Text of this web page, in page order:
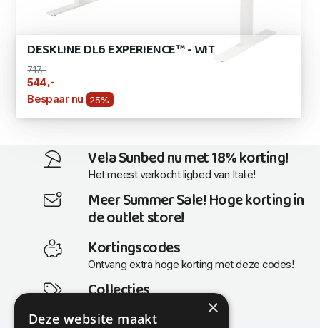
DESKLINE DL6 EXPERIENCE™ - WIT
717,-
544 ,-
Bespaar nu 25%
Vela Sunbed nu met 18% korting!
Het meest verkocht ligbed van Italië!
Meer Summer Sale! Hoge korting in
de outlet store!
Kortingscodes
Ontvang extra hoge korting met deze codes!
Collecties
Actuele en populaire collecties
×
Deze website maakt